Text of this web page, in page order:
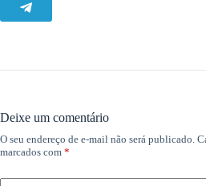
Deixe um comentário
O seu endereço de e-mail não será publicado.
marcados com *